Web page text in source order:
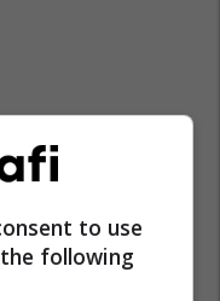
to use
following